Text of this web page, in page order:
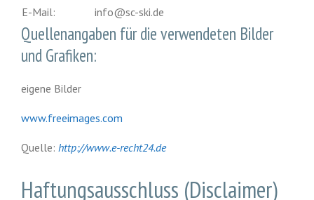
E-Mail:
info@sc-ski.de
Quellenangaben für die verwendeten Bilder
und Grafiken:
eigene Bilder
www.freeimages.com
Quelle: http://www.e-recht24.de
Haftungsausschluss (Disclaimer)